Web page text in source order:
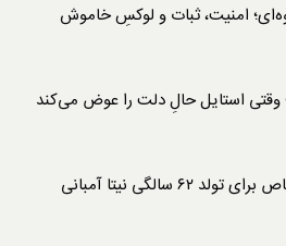
امنیت، ثبات و لوکسِ خاموش
وقتی استایل حالِ دلت را عوض می‌کند
سالگی نیتا آمبانی